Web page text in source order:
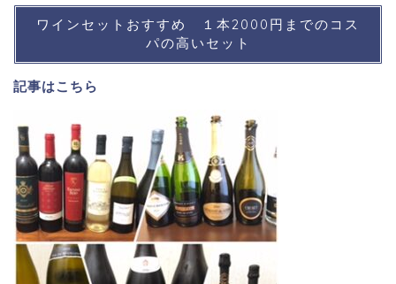
ワインセットおすすめ １本2000円までのコス
パの高いセット
記事はこちら